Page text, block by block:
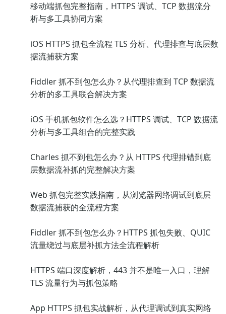
移动端抓包完整指南，HTTPS 调试、TCP 数据流分
析与多工具协同方案
iOS HTTPS 抓包全流程 TLS 分析、代理排查与底层数
据流捕获方案
Fiddler 抓不到包怎么办？从代理排查到 TCP 数据流
分析的多工具联合解决方案
iOS 手机抓包软件怎么选？HTTPS 调试、TCP 数据流
分析与多工具组合的完整实践
Charles 抓不到包怎么办？从 HTTPS 代理排错到底
层数据流补抓的完整解决方案
Web 抓包完整实践指南，从浏览器网络调试到底层
数据流捕获的全流程方案
Fiddler 抓不到包怎么办？HTTPS 抓包失败、QUIC
流量绕过与底层补抓方法全流程解析
HTTPS 端口深度解析，443 并不是唯一入口，理解
TLS 流量行为与抓包策略
App HTTPS 抓包实战解析，从代理调试到真实网络